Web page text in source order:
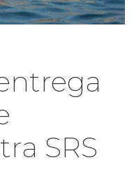
SRS